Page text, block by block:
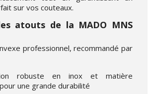
sur vos couteaux.
atouts de la MADO MNS
professionnel, recommandé par
robuste en inox et matière
une grande durabilité